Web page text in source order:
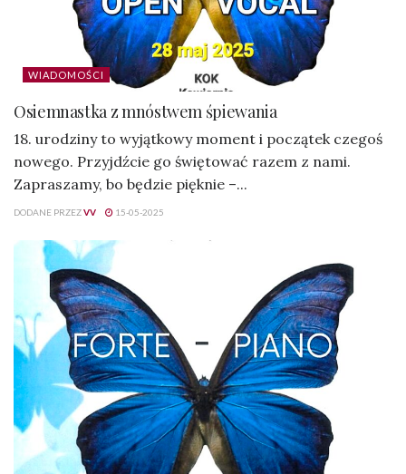
WIADOMOŚCI
Osiemnastka z mnóstwem śpiewania
18. urodziny to wyjątkowy moment i początek czegoś
nowego. Przyjdźcie go świętować razem z nami.
Zapraszamy, bo będzie pięknie –...
DODANE PRZEZVV 15-05-2025